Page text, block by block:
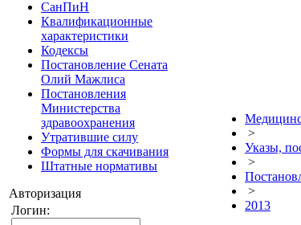
СанПиН
Квалификационные
характеристики
Кодексы
Постановление Сената
Олий Мажлиса
Постановления
Министерства
здравоохранения
Утратившие силу
Формы для скачивания
Штатные нормативы
Авторизация
Логин:
>
Указы,
>
>
2013